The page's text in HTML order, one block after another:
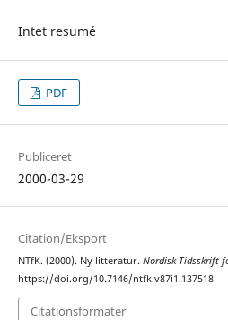
Intet resumé
PDF
Publiceret
2000-03-29
Citation/Eksport
NTfK. (2000). Ny litteratur. Nordisk Tidsskrift
https://doi.org/10.7146/ntfk.v87i1.137518
Citationsformater